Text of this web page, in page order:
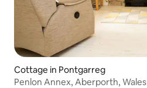
Cottage in Pontgarreg
Penlon Annex, Aberporth, Wales